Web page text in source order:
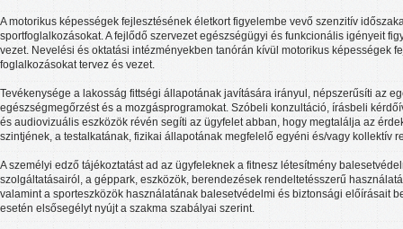
A motorikus képességek fejlesztésének életkort figyelembe vevő szenzitív
sportfoglalkozásokat. A fejlődő szervezet egészségügyi és funkcionális igényeit
vezet. Nevelési és oktatási intézményekben tanórán kívül motorikus képességek
foglalkozásokat tervez és vezet.
Tevékenysége a lakosság fittségi állapotának javítására irányul, népszerűsíti az
egészségmegőrzést és a mozgásprogramokat. Szóbeli konzultáció, írásbeli
és audiovizuális eszközök révén segíti az ügyfelet abban, hogy megtalálja az
szintjének, a testalkatának, fizikai állapotának megfelelő egyéni és/vagy kollektív
A személyi edző tájékoztatást ad az ügyfeleknek a fitnesz létesítmény
szolgáltatásairól, a géppark, eszközök, berendezések rendeltetésszerű
valamint a sporteszközök használatának balesetvédelmi és biztonsági előírásait
esetén elsősegélyt nyújt a szakma szabályai szerint.